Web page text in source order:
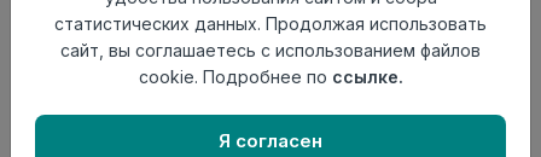
АктуальностьСнят с производства
Страна
происхождения
Россия
Осталось13.2 пог. м
статистических данных. Продолжая использовать
сайт, вы соглашаетесь с использованием файлов
cookie. Подробнее по ссылке.
Я согласен